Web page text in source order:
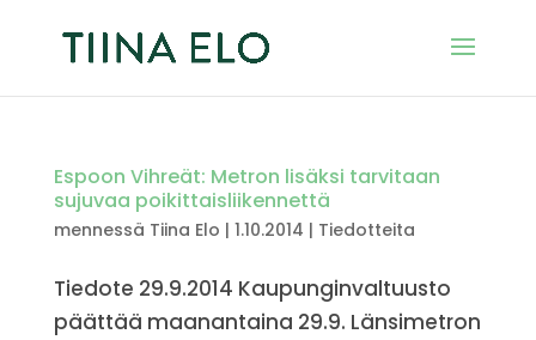
Espoon Vihreät: Metron lisäksi tarvitaan
sujuvaa poikittaisliikennettä
mennessä Tiina Elo | 1.10.2014 | Tiedotteita
Tiedote 29.9.2014 Kaupunginvaltuusto
päättää maanantaina 29.9. Länsimetron